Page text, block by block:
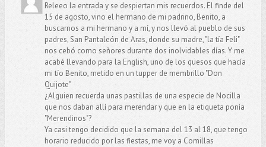
Releeo la entrada y se despiertan mis recuerdos. El finde del
15 de agosto, vino el hermano de mi padrino, Benito, a
buscarnos a mi hermano y a mí, y nos llevó al pueblo de sus
padres, San Pantaleón de Aras, donde su madre, "la tía Feli"
nos cebó como señores durante dos inolvidables días. Y me
acabé llevando para la English, uno de los quesos que hacía
mi tío Benito, metido en un tupper de membrillo "Don
Quijote"
¿Alguien recuerda unas pastillas de una especie de Nocilla
que nos daban allí para merendar y que en la etiqueta ponía
"Merendinos"?
Ya casi tengo decidido que la semana del 13 al 18, que tengo
horario reducido por las fiestas, me voy a Comillas